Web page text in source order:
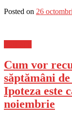
Posted on 26
Cum vor
săptămâni
Ipoteza este
noiembrie